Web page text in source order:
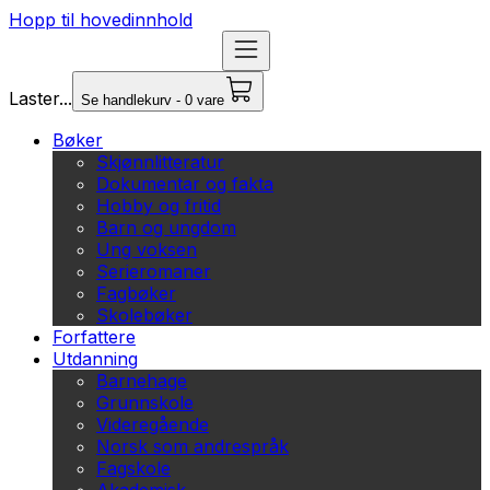
Hopp til hovedinnhold
Laster... Se handlekurv - 0 vare
Bøker
Skjønnlitteratur
Dokumentar og fakta
Hobby og fritid
Barn og ungdom
Ung voksen
Serieromaner
Fagbøker
Skolebøker
Forfattere
Utdanning
Barnehage
Grunnskole
Videregående
Norsk som andrespråk
Fagskole